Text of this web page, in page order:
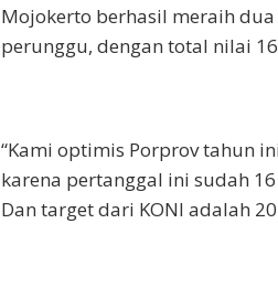
Mojokerto berhasil meraih
perunggu, dengan total nilai
“Kami optimis Porprov tahun
karena pertanggal ini sudah
Dan target dari KONI adalah